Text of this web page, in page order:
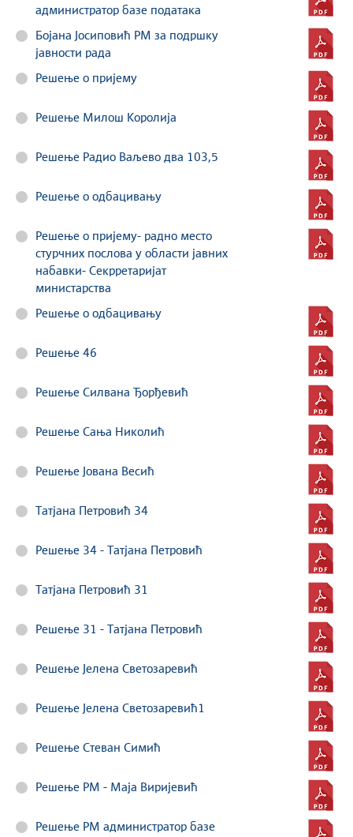
администратор базе података
Бојана Јосиповић РМ за подршку
јавности рада
Решење о пријему
Решење Милош Королија
Решење Радио Ваљево два 103,5
Решење о одбацивању
Решење о пријему- радно место
стурчних послова у области јавних
набавки- Секрретаријат
министарства
Решење о одбацивању
Решење 46
Решење Силвана Ђорђевић
Решење Сања Николић
Решење Јована Весић
Татјана Петровић 34
Решење 34 - Татјана Петровић
Татјана Петровић 31
Решење 31 - Татјана Петровић
Решење Јелена Светозаревић
Решење Јелена Светозаревић1
Решење Стеван Симић
Решење РМ - Маја Виријевић
Решење РМ администратор базе